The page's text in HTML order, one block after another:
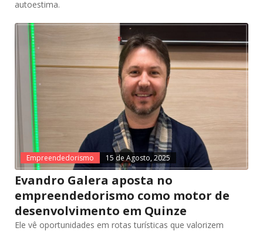
autoestima.
Empreendedorismo 15 de Agosto, 2025
Evandro Galera aposta no
empreendedorismo como motor de
desenvolvimento em Quinze
Ele vê oportunidades em rotas turísticas que valorizem